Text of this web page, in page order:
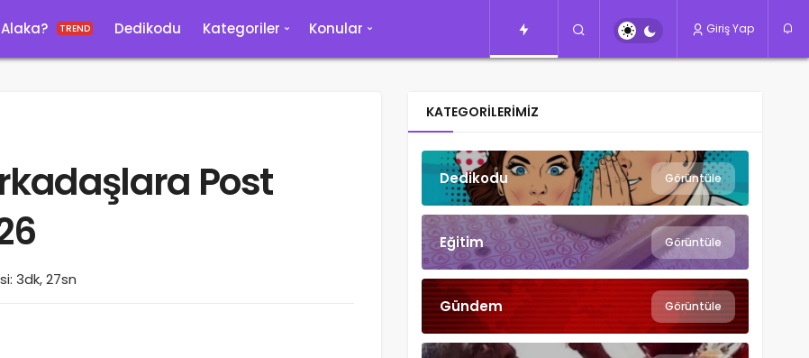
TREND Dedikodu Kategoriler Konular Giriş Yap
Post
3dk, 27sn
KATEGORILERIMIZ
Dedikodu Görüntüle
Eğitim Görüntüle
Gündem Görüntüle